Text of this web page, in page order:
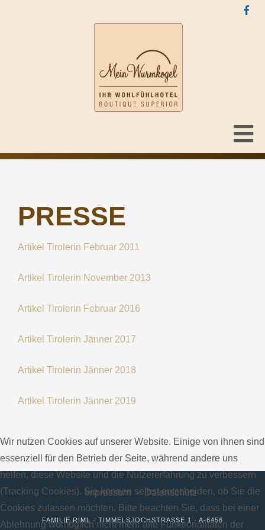
PRESSE
Artikel Tirolerin Februar 2011
Artikel Tirolerin November 2013
Artikel Tirolerin Februar 2016
Artikel Tirolerin Jänner 2017
Artikel Tirolerin Jänner 2018
Artikel Tirolerin Jänner 2019
Impressum Datenschutz
FAMILIE RIML · TIMMELSJOCHSTRASSE 1 · A-6456 H
Wir nutzen Cookies auf unserer Website. Einige von ihnen sind
essenziell für den Betrieb der Seite, während andere uns
helfen, diese Website und die Nutzererfahrung zu verbessern
(Tracking Cookies). Sie können selbst entscheiden, ob Sie die
Cookies zulassen möchten. Bitte beachten Sie, dass bei einer
Ablehnung womöglich nicht mehr alle Funktionalitäten der